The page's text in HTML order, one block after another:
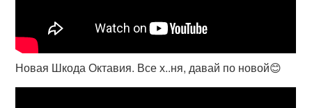
Новая Шкода Октавия. Все х..ня, давай по новой😊